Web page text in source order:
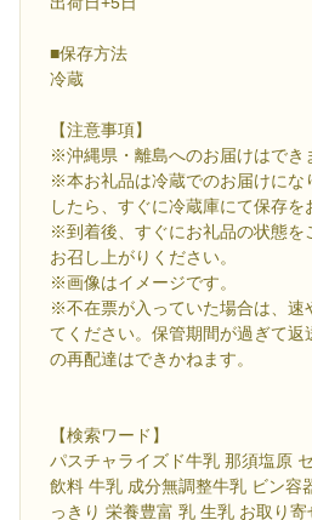
■保存方法
冷蔵
【注意事項】
※沖縄県・離島へのお届けはでき
※本お礼品は冷蔵でのお届けにな
したら、すぐに冷蔵庫にて保存を
※到着後、すぐにお礼品の状態を
お召し上がりください。
※画像はイメージです。
※不在票が入っていた場合は、速
てください。保管期間が過ぎて返
の再配達はできかねます。
【検索ワード】
パスチャライズド牛乳 那須塩原
飲料 牛乳 成分無調整牛乳 ビン容
っきり 栄養豊富 乳 生乳 お取り寄